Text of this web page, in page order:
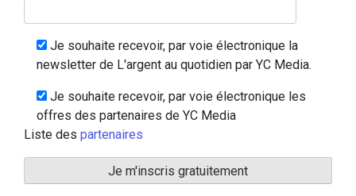
Je souhaite recevoir, par voie électronique la
newsletter de L'argent au quotidien par YC Media.
Je souhaite recevoir, par voie électronique les
offres des partenaires de YC Media
Liste des partenaires